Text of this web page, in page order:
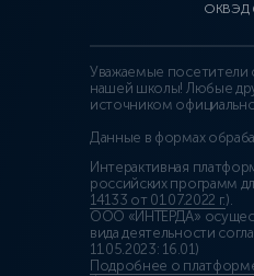
ОКВЭД
Уважаемые посетители
нашей школы! Любые
источником
Данные в формах
Интерактивная
российских программ
14133 от 01.07.2022 г.).
ООО «ИНТЕРДА»
вида деятельности
11.05.2023: 16.01)
Подробнее о